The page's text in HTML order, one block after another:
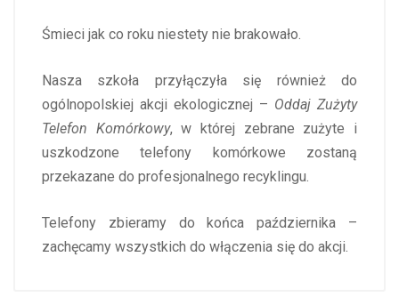
Śmieci jak co roku niestety nie brakowało.
Nasza szkoła przyłączyła się również do
ogólnopolskiej akcji ekologicznej – Oddaj Zużyty
Telefon Komórkowy, w której zebrane zużyte i
uszkodzone telefony komórkowe zostaną
przekazane do profesjonalnego recyklingu.
Telefony zbieramy do końca października –
zachęcamy wszystkich do włączenia się do akcji.